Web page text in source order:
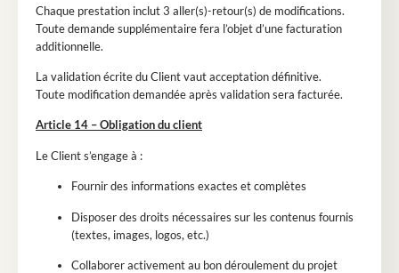
Chaque prestation inclut 3 aller(s)-retour(s) de modifications.
Toute demande supplémentaire fera l’objet d’une facturation
additionnelle.
La validation écrite du Client vaut acceptation définitive.
Toute modification demandée après validation sera facturée.
Article 14 – Obligation du client
Le Client s’engage à :
Fournir des informations exactes et complètes
Disposer des droits nécessaires sur les contenus fournis
(textes, images, logos, etc.)
Collaborer activement au bon déroulement du projet